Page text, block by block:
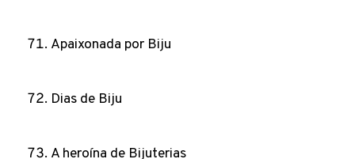
Apaixonada por Biju
Dias de Biju
A heroína de Bijuterias